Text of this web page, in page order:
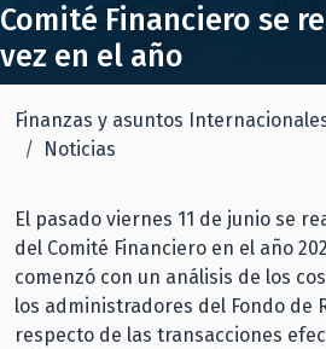
Comité Financiero se
vez en el año
Finanzas y asuntos
Noticias
El pasado viernes 11 de junio se
del Comité Financiero en el año
comenzó con un análisis de los
los administradores del Fondo de
respecto de las transacciones